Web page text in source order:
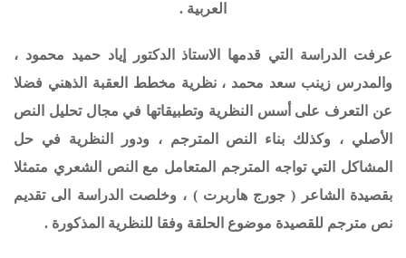
العربية .
عرفت الدراسة التي قدمها الاستاذ الدكتور إياد حميد محمود ،
والمدرس زينب سعد محمد ، نظرية مخطط العقبة الذهني فضلا
عن التعرف على أسس النظرية وتطبيقاتها في مجال تحليل النص
الأصلي ، وكذلك بناء النص المترجم ، ودور النظرية في حل
المشاكل التي تواجه المترجم المتعامل مع النص الشعري متمثلا
بقصيدة الشاعر ( جورج هاربرت ) ، وخلصت الدراسة الى تقديم
نص مترجم للقصيدة موضوع الحلقة وفقا للنظرية المذكورة .